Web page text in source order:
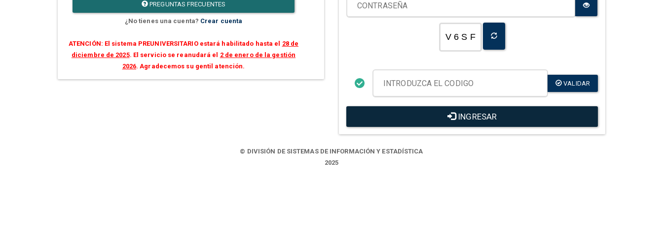
PREGUNTAS FRECUENTES
¿No tienes una cuenta? Crear cuenta
ATENCIÓN: El sistema PREUNIVERSITARIO estará habilitado hasta el 28 de
diciembre de 2025. El servicio se reanudará el 2 de enero de la gestión
2026. Agradecemos su gentil atención.
V 6 S F
VALIDAR
INGRESAR
© DIVISIÓN DE SISTEMAS DE INFORMACIÓN Y ESTADÍSTICA
2025